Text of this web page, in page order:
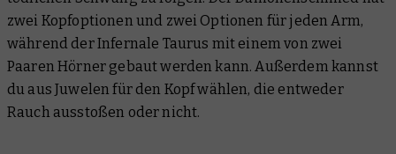
zwei Kopfoptionen und zwei Optionen für jeden Arm,
während der Infernale Taurus mit einem von zwei
Paaren Hörner gebaut werden kann. Außerdem kannst
du aus Juwelen für den Kopf wählen, die entweder
Rauch ausstoßen oder nicht.